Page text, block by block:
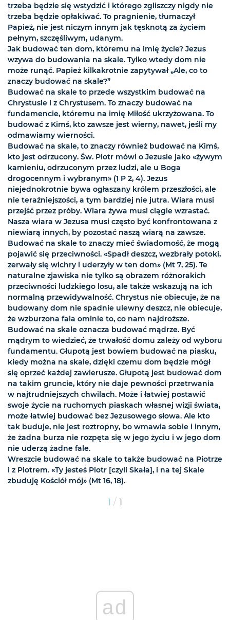
trzeba będzie się wstydzić i którego zgliszczy nigdy nie
trzeba będzie opłakiwać. To pragnienie, tłumaczył
Papież, nie jest niczym innym jak tęsknotą za życiem
pełnym, szczęśliwym, udanym.
Jak budować ten dom, któremu na imię życie? Jezus
wzywa do budowania na skale. Tylko wtedy dom nie
może runąć. Papież kilkakrotnie zapytywał „Ale, co to
znaczy budować na skale?”
Budować na skale to przede wszystkim budować na
Chrystusie i z Chrystusem. To znaczy budować na
fundamencie, któremu na imię Miłość ukrzyżowana. To
budować z Kimś, kto zawsze jest wierny, nawet, jeśli my
odmawiamy wierności.
Budować na skale, to znaczy również budować na Kimś,
kto jest odrzucony. Św. Piotr mówi o Jezusie jako «żywym
kamieniu, odrzuconym przez ludzi, ale u Boga
drogocennym i wybranym» (1 P 2, 4). Jezus
niejednokrotnie bywa ogłaszany królem przeszłości, ale
nie teraźniejszości, a tym bardziej nie jutra. Wiara musi
przejść przez próby. Wiara żywa musi ciągle wzrastać.
Nasza wiara w Jezusa musi często być konfrontowana z
niewiarą innych, by pozostać naszą wiarą na zawsze.
Budować na skale to znaczy mieć świadomość, że mogą
pojawić się przeciwności. «Spadł deszcz, wezbrały potoki,
zerwały się wichry i uderzyły w ten dom» (Mt 7, 25). Te
naturalne zjawiska nie tylko są obrazem różnorakich
przeciwności ludzkiego losu, ale także wskazują na ich
normalną przewidywalność. Chrystus nie obiecuje, że na
budowany dom nie spadnie ulewny deszcz, nie obiecuje,
że wzburzona fala ominie to, co nam najdroższe.
Budować na skale oznacza budować mądrze. Być
mądrym to wiedzieć, że trwałość domu zależy od wyboru
fundamentu. Głupotą jest bowiem budować na piasku,
kiedy można na skale, dzięki czemu dom będzie mógł
się oprzeć każdej zawierusze. Głupotą jest budować dom
na takim gruncie, który nie daje pewności przetrwania
w najtrudniejszych chwilach. Może i łatwiej postawić
swoje życie na ruchomych piaskach własnej wizji świata,
może łatwiej budować bez Jezusowego słowa. Ale kto
tak buduje, nie jest roztropny, bo wmawia sobie i innym,
że żadna burza nie rozpęta się w jego życiu i w jego dom
nie uderzą żadne fale.
Wreszcie budować na skale to także budować na Piotrze
i z Piotrem. «Ty jesteś Piotr [czyli Skała], i na tej Skale
zbuduję Kościół mój» (Mt 16, 18).
1 / 1
ad